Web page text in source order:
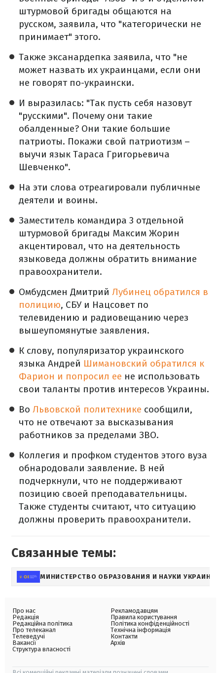
штурмовой бригады общаются на
русском, заявила, что "категорически не
принимает" этого.
Также эксанардепка заявила, что "не
может назвать их украинцами, если они
не говорят по-украински.
И выразилась: "Так пусть себя назовут
"русскими". Почему они такие
обалденные? Они такие большие
патриоты. Покажи свой патриотизм –
выучи язык Тараса Григорьевича
Шевченко".
На эти слова отреагировали публичные
деятели и воины.
Заместитель командира 3 отдельной
штурмовой бригады Максим Жорин
акцентировал, что на деятельность
языковеда должны обратить внимание
правоохранители.
Омбудсмен Дмитрий Лубинец обратился в
полицию, СБУ и Нацсовет по
телевидению и радиовещанию через
вышеупомянутые заявления.
К слову, популяризатор украинского
языка Андрей Шимановский обратился к
Фарион и попросил ее не использовать
свои таланты против интересов Украины.
Во Львовской политехнике сообщили,
что не отвечают за высказывания
работников за пределами ЗВО.
Коллегия и профком студентов этого вуза
обнародовали заявление. В ней
подчеркнули, что не поддерживают
позицию своей преподавательницы.
Также студенты считают, что ситуацию
должны проверить правоохранители.
Связанные темы:
МИНИСТЕРСТВО ОБРАЗОВАНИЯ И НАУКИ УКРАИНЫ
Про нас
Редакція
Редакційна політика
Про телеканал
Телеведучі
Вакансії
Структура власності
Рекламодавцям
Правила користування
Політика конфіденційності
Технічна інформація
Контакти
Архів